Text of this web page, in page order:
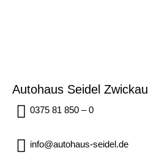
Autohaus Seidel Zwickau
0375 81 850 – 0
info@autohaus-seidel.de